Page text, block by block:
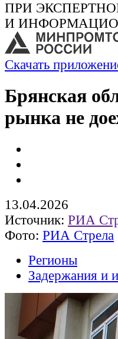
ПРИ
И
Скачать
Брянская
рынка не
13.04.2026
Источник: РИА
Фото: РИА Стрела
Регионы
Задержания и